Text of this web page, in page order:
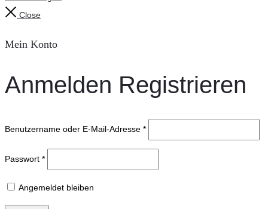
Close
Mein Konto
Anmelden Registrieren
Benutzername oder E-Mail-Adresse *
Passwort *
Angemeldet bleiben